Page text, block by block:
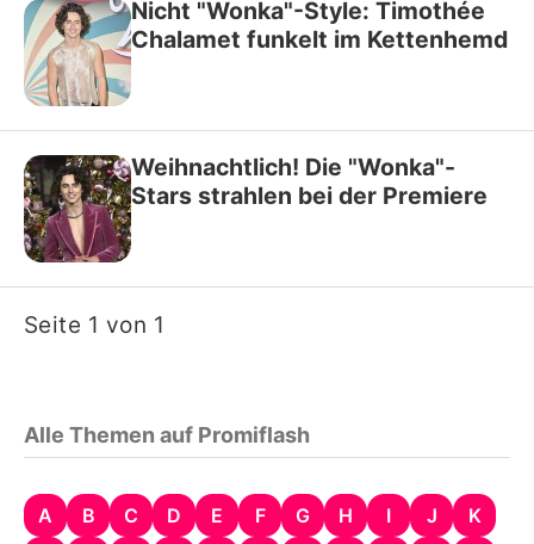
Nicht "Wonka"-Style: Timothée
Chalamet funkelt im Kettenhemd
Weihnachtlich! Die "Wonka"-
Stars strahlen bei der Premiere
Seite 1 von 1
Alle Themen auf Promiflash
A B C D E F G H I J
K